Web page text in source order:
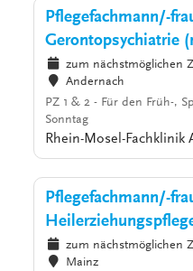
Pflegefachmann/-
Gerontopsychiatrie
zum nächstmöglichen
Andernach
PZ 1 & 2 - Für den Früh-,
Sonntag
Rhein-Mosel-Fachklinik
Pflegefachmann/-
zum nächstmöglichen
Mainz